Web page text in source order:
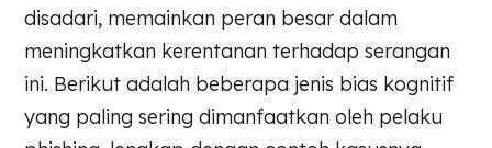
disadari, memainkan peran besar dalam
meningkatkan kerentanan terhadap serangan
ini. Berikut adalah beberapa jenis bias kognitif
yang paling sering dimanfaatkan oleh pelaku